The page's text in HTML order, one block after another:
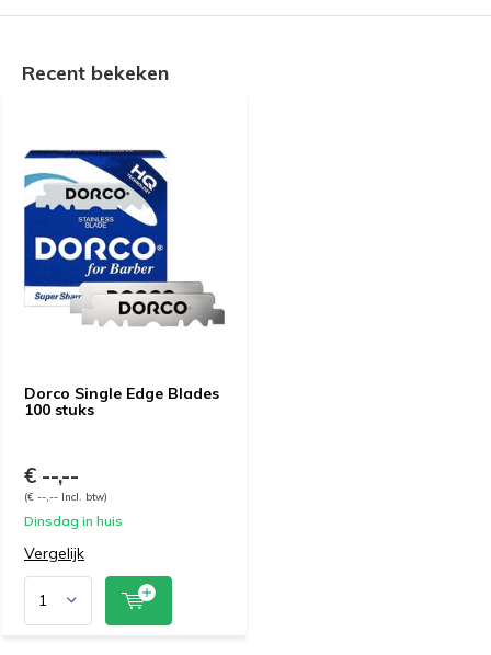
Recent bekeken
Dorco Single Edge Blades
100 stuks
€ --,--
(€ --,-- Incl. btw)
Dinsdag in huis
Vergelijk